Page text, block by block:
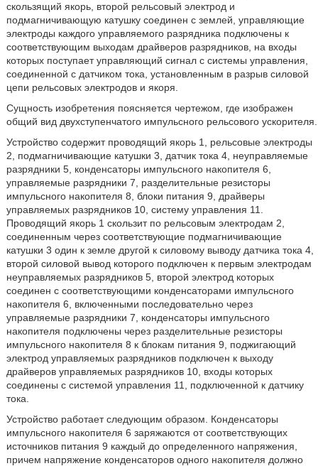
скользящий якорь, второй рельсовый электрод и
подмагничивающую катушку соединен с землей, управляющие
электроды каждого управляемого разрядника подключены к
соответствующим выходам драйверов разрядников, на входы
которых поступает управляющий сигнал с системы управления,
соединенной с датчиком тока, установленным в разрыв силовой
цепи рельсовых электродов и якоря.
Сущность изобретения поясняется чертежом, где изображен
общий вид двухступенчатого импульсного рельсового ускорителя.
Устройство содержит проводящий якорь 1, рельсовые электроды
2, подмагничивающие катушки 3, датчик тока 4, неуправляемые
разрядники 5, конденсаторы импульсного накопителя 6,
управляемые разрядники 7, разделительные резисторы
импульсного накопителя 8, блоки питания 9, драйверы
управляемых разрядников 10, систему управления 11.
Проводящий якорь 1 скользит по рельсовым электродам 2,
соединенным через соответствующие подмагничивающие
катушки 3 один к земле другой к силовому выводу датчика тока 4,
второй силовой вывод которого подключен к первым электродам
неуправляемых разрядников 5, второй электрод которых
соединен с соответствующими конденсаторами импульсного
накопителя 6, включенными последовательно через
управляемые разрядники 7, конденсаторы импульсного
накопителя подключены через разделительные резисторы
импульсного накопителя 8 к блокам питания 9, поджигающий
электрод управляемых разрядников подключен к выходу
драйверов управляемых разрядников 10, входы которых
соединены с системой управления 11, подключенной к датчику
тока.
Устройство работает следующим образом. Конденсаторы
импульсного накопителя 6 заряжаются от соответствующих
источников питания 9 каждый до определенного напряжения,
причем напряжение конденсаторов одного накопителя должно